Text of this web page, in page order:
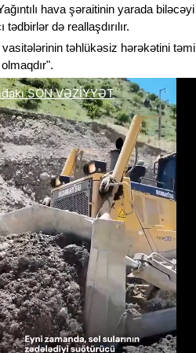
hava şəraitinin yarada
də reallaşdırılır.
təhlükəsiz hərəkətini